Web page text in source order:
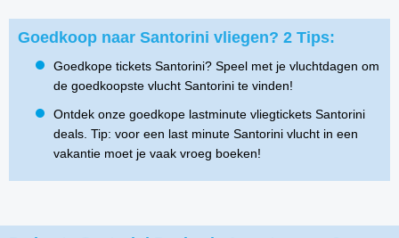
Goedkoop naar Santorini vliegen? 2 Tips:
Goedkope tickets Santorini? Speel met je vluchtdagen om
de goedkoopste vlucht Santorini te vinden!
Ontdek onze goedkope lastminute vliegtickets Santorini
deals. Tip: voor een last minute Santorini vlucht in een
vakantie moet je vaak vroeg boeken!